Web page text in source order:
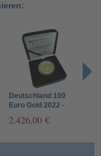
Deutschland 100
Euro Gold 2022 -
Demokratie
2.426,00 €